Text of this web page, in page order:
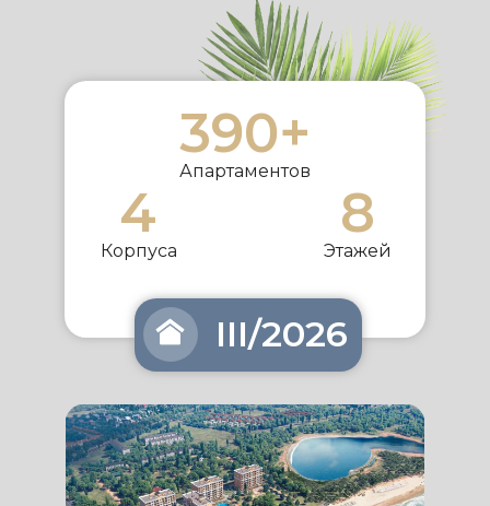
390+
Апартаментов
8
Этажей
4
Корпуса
III/2026